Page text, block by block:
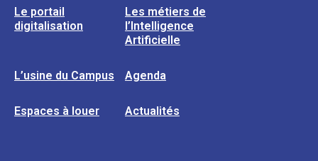
Le portail
digitalisation
Les métiers de
l’Intelligence
Artificielle
L’usine du Campus Agenda
Espaces à louer Actualités